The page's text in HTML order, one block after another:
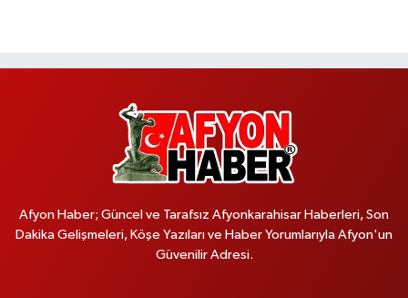
Afyon Haber; Güncel ve Tarafsız Afyonkarahisar Haberleri, Son
Dakika Gelişmeleri, Köşe Yazıları ve Haber Yorumlarıyla Afyon'un
Güvenilir Adresi.